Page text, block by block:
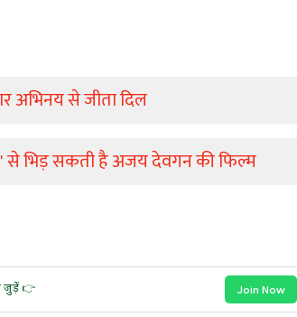
अभिनय से जीता दिल
से भिड़ सकती है अजय देवगन की फिल्म
जुड़ें 👉 Join Now